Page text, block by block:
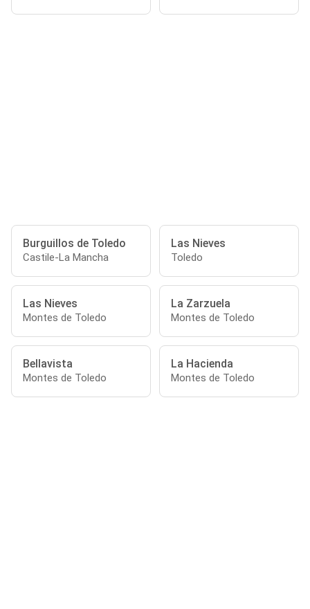
Burguillos de Toledo
Castile-La Mancha
Las Nieves
Toledo
Las Nieves
Montes de Toledo
La Zarzuela
Montes de Toledo
Bellavista
Montes de Toledo
La Hacienda
Montes de Toledo